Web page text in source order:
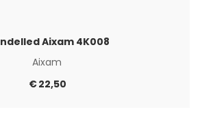
Aixam 4K008
Aixam
€22,50